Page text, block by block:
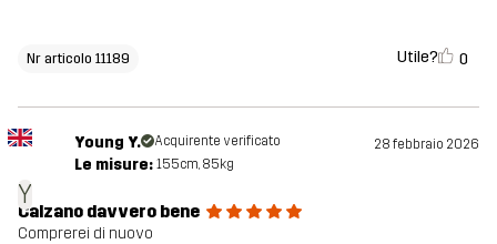
Nr articolo 11189 Utile? 0
Y
Young Y. Acquirente verificato 28 febbraio 2026
Le misure: 155cm, 85kg
Calzano davvero bene
Comprerei di nuovo